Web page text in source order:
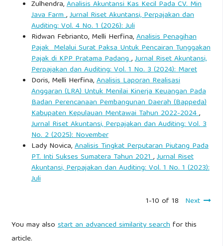
Zulhendra,Analisis Akuntansi Kas Kecil Pada CV. Min
Java Farm,Jurnal Riset Akuntansi, Perpajakan dan
Auditing: Vol. 4 No. 1 (2026): Juli
Ridwan Febrianto, Melli Herfina,Analisis Penagihan
Pajak Melalui Surat Paksa Untuk Pencairan Tunggakan
Pajak di KPP Pratama Padang,Jurnal Riset Akuntansi,
Perpajakan dan Auditing: Vol. 1 No. 3 (2024): Maret
Doris, Melli Herfina,Analisis Laporan Realisasi
Anggaran (LRA) Untuk Menilai Kinerja Keuangan Pada
Badan Perencanaan Pembangunan Daerah (Bappeda)
Kabupaten Kepulauan Mentawai Tahun 2022-2024,
Jurnal Riset Akuntansi, Perpajakan dan Auditing: Vol. 3
No. 2 (2025): November
Lady Novica,Analisis Tingkat Perputaran Piutang Pada
PT. Inti Sukses Sumatera Tahun 2021,Jurnal Riset
Akuntansi, Perpajakan dan Auditing: Vol. 1 No. 1 (2023):
Juli
1-10 of 18 Next
You may alsostart an advanced similarity searchfor this
article.